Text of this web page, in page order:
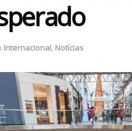
Internacional, Notícias